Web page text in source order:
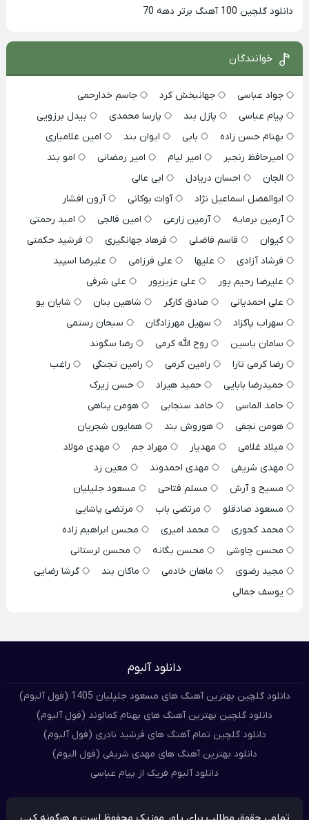
دانلود گلچین 100 آهنگ برتر دهه 70
خوانندگان
جواد عباسی جهانبخش کرد
جاسم خدارحمی
پیام عباسی
پازل بند پارسا محمدی
بیدل برزویی
بهنام حسن زاده
بابی ایوان بند
امین غلامیاری
امیرحافظ رنجبر
امیر لیام امیر رمضانی
امو بند
الجان
احسان دریادل
ابی عالی
ابوالفضل اسماعیل نژاد
آوات بوکانی
آرون افشار
آرمین برمایه
آرمین زارعی امین فالجی
امید رحمتی
کیوان
قاسم فاضلی فرهاد جهانگیری
فرشید حکمتی
فرشاد آزادی
علیها علی فرزامی
علیرضا اسپید
علیرضا رحیم پور
علی عزیزپور
علی شرفی
علی احمدیانی
صادق کارگر شاهین بنان
شایان یو
سهراب پاکزاد
سهیل مهرزادگان
سبحان رستمی
سامان یاسین
روح الله کرمی
رضا سگوند
رضا کرمی تارا
رامین کرمی رامین تجنگی
راغب
حمیدرضا بابایی
حمید هیراد
حسن زیرک
حامد الماسی
حامد سنجابی
هومن پناهی
هومن نجفی
هوروش بند
همایون شجریان
میلاد غلامی
مهدیار مهراد جم
مهدی مولاد
مهدی شریفی
مهدی احمدوند
معین زد
مسیح و آرش
مسلم فتاحی
مسعود جلیلیان
مسعود صادقلو
مرتضی باب
مرتضی پاشایی
محمد کجوری
محمد امیری
محسن ابراهیم زاده
محسن چاوشی
محسن یگانه
محسن لرستانی
مجید رضوی
ماهان خادمی ماکان بند
گرشا رضایی
یوسف جمالی
دانلود آلبوم
دانلود گلچین بهترین آهنگ های مسعود جلیلیان 1405 (فول آلبوم)
دانلود گلچین بهترین آهنگ های بهنام کمالوند (فول آلبوم)
دانلود گلچین تمام آهنگ های فرشید نادری (فول آلبوم)
دانلود بهترین آهنگ های مهدی شریفی (فول البوم)
دانلود آلبوم فریک از پیام عباسی